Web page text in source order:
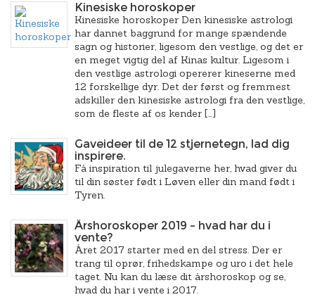
Kinesiske horoskoper
Kinesiske horoskoper Den kinesiske astrologi
har dannet baggrund for mange spændende
sagn og historier, ligesom den vestlige, og det er
en meget vigtig del af Kinas kultur. Ligesom i
den vestlige astrologi opererer kineserne med
12 forskellige dyr. Det der først og fremmest
adskiller den kinesiske astrologi fra den vestlige,
som de fleste af os kender […]
Gaveideer til de 12 stjernetegn, lad dig
inspirere.
Få inspiration til julegaverne her, hvad giver du
til din søster født i Løven eller din mand født i
Tyren.
Årshoroskoper 2019 – hvad har du i
vente?
Året 2017 starter med en del stress. Der er
trang til oprør, frihedskampe og uro i det hele
taget. Nu kan du læse dit årshoroskop og se,
hvad du har i vente i 2017.